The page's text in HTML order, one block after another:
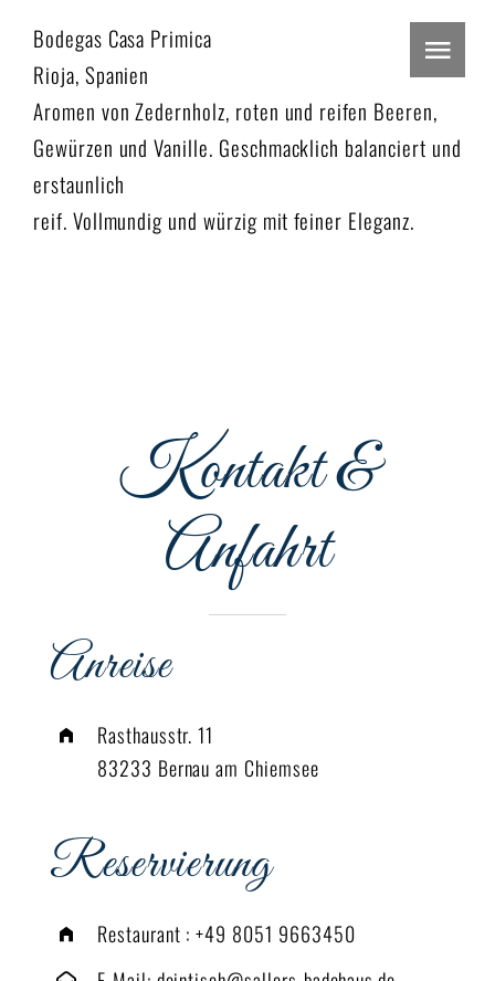
Inhalt
springen
Restaurant
Bodegas Casa Primica
Rioja, Spanien
Aromen von Zedernholz, roten und reifen Beeren,
Gewürzen und Vanille. Geschmacklich balanciert und
erstaunlich
reif. Vollmundig und würzig mit feiner Eleganz.
Kontakt &
Anfahrt
Anreise
Rasthausstr. 11
83233 Bernau am Chiemsee
Reservierung
Restaurant :+49 8051 9663450